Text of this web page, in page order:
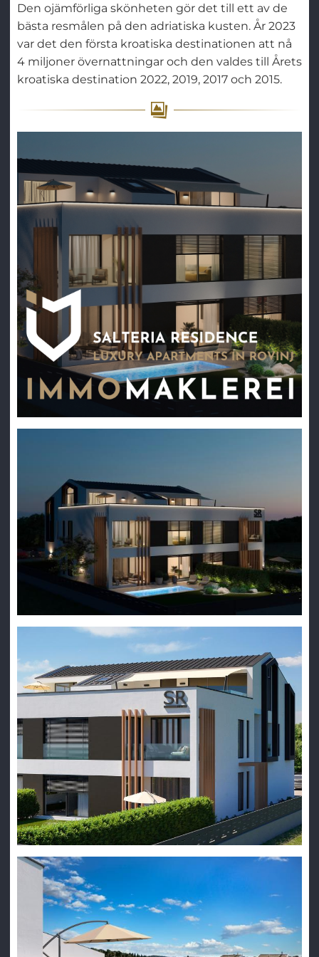
Den ojämförliga skönheten gör det till ett av de
bästa resmålen på den adriatiska kusten. År 2023
var det den första kroatiska destinationen att nå
4 miljoner övernattningar och den valdes till Årets
kroatiska destination 2022, 2019, 2017 och 2015.